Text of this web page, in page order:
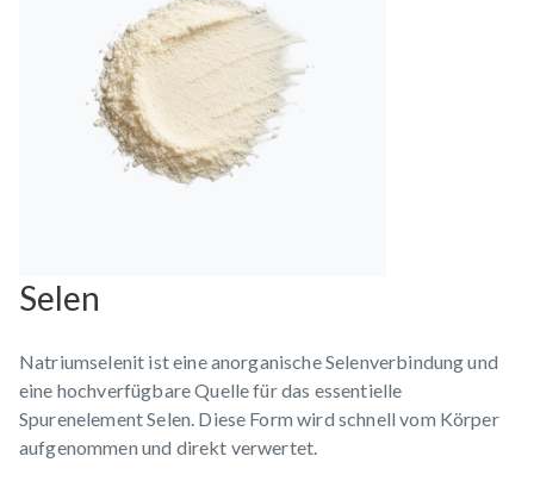
Selen
Natriumselenit ist eine anorganische Selenverbindung und
eine hochverfügbare Quelle für das essentielle
Spurenelement Selen. Diese Form wird schnell vom Körper
aufgenommen und direkt verwertet.